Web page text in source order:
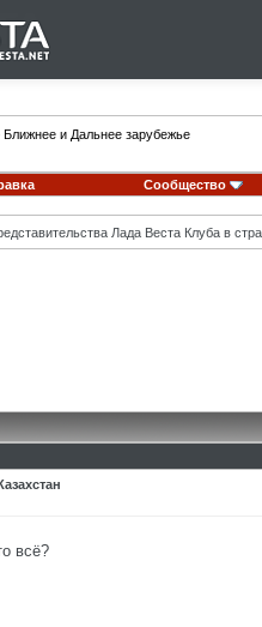
Ближнее и Дальнее зарубежье
Сообщество
Лада Веста Клуба в
всё?